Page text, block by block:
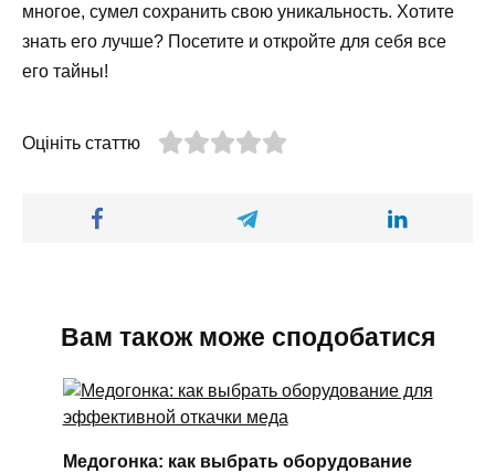
многое, сумел сохранить свою уникальность. Хотите
знать его лучше? Посетите и откройте для себя все
его тайны!
Оцініть статтю
Вам також може сподобатися
Медогонка: как выбрать оборудование